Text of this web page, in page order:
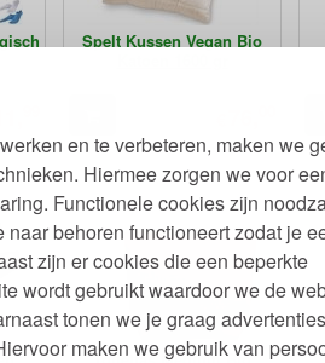
en te verbeteren, maken we
Hiermee zorgen we voor
Functionele cookies zijn
behoren functioneert zodat je
zijn er cookies die een beperkte
wordt gebruikt waardoor we de
tonen we je graag
maken we gebruik van
Spelt Kussen Vegan Bio